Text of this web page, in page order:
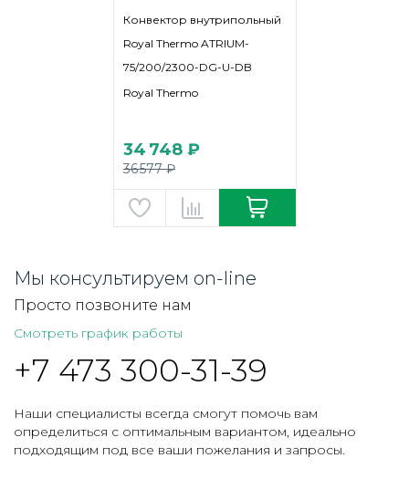
Конвектор внутрипольный
Royal Thermo ATRIUM-
75/200/2300-DG-U-DB
Royal Thermo
34 748 ₽
36 577 ₽
Мы консультируем on-line
Просто позвоните нам
Смотреть график работы
+7 473 300-31-39
Наши специалисты всегда смогут помочь вам
определиться с оптимальным вариантом, идеально
подходящим под все ваши пожелания и запросы.